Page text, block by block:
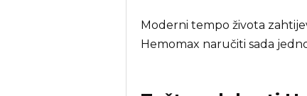
Moderni tempo života
Hemomax naručiti sada